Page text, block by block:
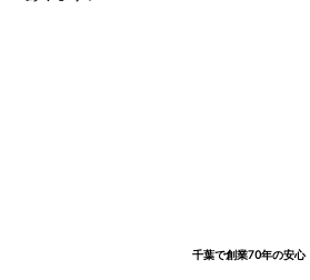
千葉で創業70年の安心